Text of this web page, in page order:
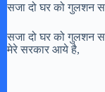
सजा दो घर को गुलशन
सजा दो घर को गुलशन
मेरे सरकार आये है,